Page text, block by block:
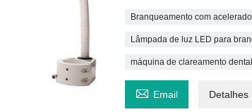
Branqueamento com
Lâmpada de luz LED para
máquina de clareamento
 Email Detalhes